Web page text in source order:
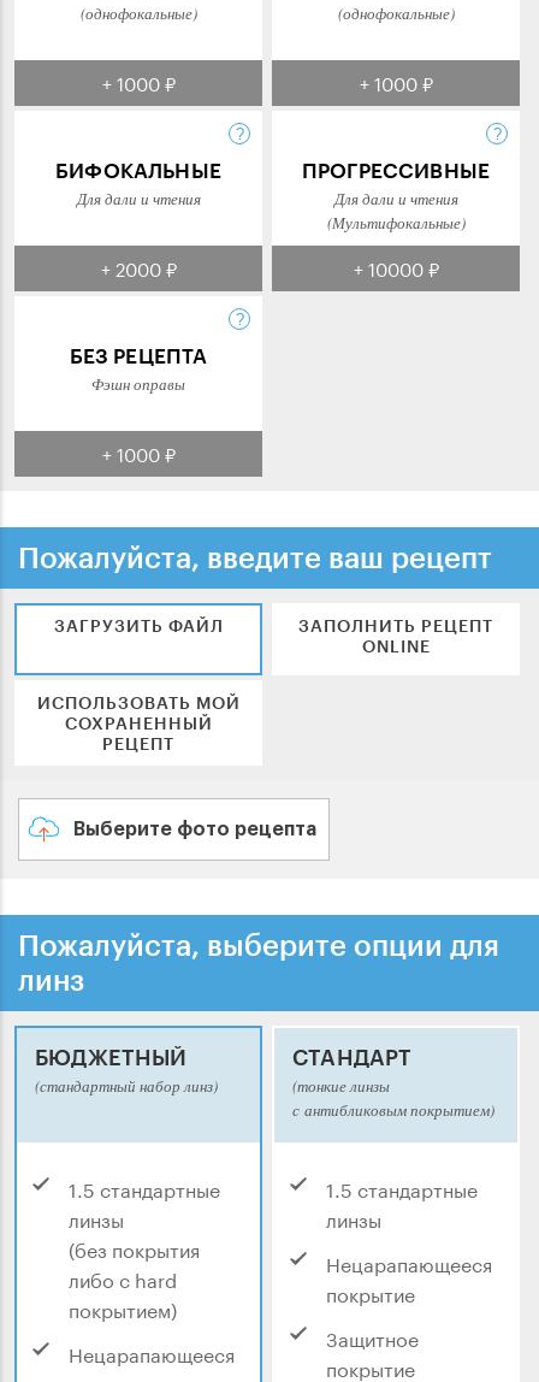
(однофокальные)
+ 1000 ₽
(однофокальные)
+ 1000 ₽
БИФОКАЛЬНЫЕ
Для дали и чтения
+ 2000 ₽
ПРОГРЕССИВНЫЕ
Для дали и чтения
(Мультифокальные)
+ 10000 ₽
БЕЗ РЕЦЕПТА
Фэшн оправы
+ 1000 ₽
Пожалуйста, введите ваш рецепт
ЗАГРУЗИТЬ ФАЙЛ
ЗАПОЛНИТЬ РЕЦЕПТ
ONLINE
ИСПОЛЬЗОВАТЬ МОЙ
СОХРАНЕННЫЙ
РЕЦЕПТ
Выберите фото рецепта
Пожалуйста, выберите опции для
линз
БЮДЖЕТНЫЙ
(стандартный набор линз)
1.5 стандартные
линзы
(без покрытия
либо с hard
покрытием)
Нецарапающееся
СТАНДАРТ
(тонкие линзы
с антибликовым покрытием)
1.5 стандартные
линзы
Нецарапающееся
покрытие
Защитное
покрытие